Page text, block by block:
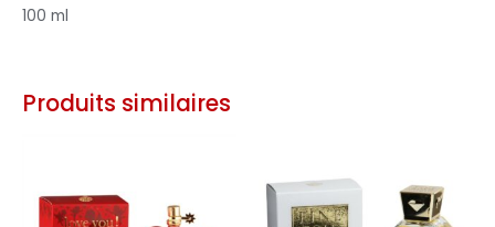
100 ml
Produits similaires